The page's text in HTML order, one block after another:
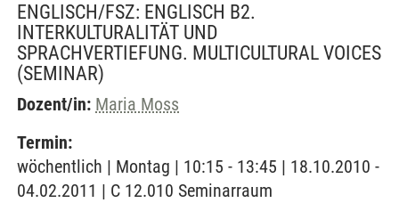
ENGLISCH/FSZ: ENGLISCH B2.
INTERKULTURALITÄT UND
SPRACHVERTIEFUNG. MULTICULTURAL VOICES
(SEMINAR)
Dozent/in: Maria Moss
Termin:
wöchentlich | Montag | 10:15 - 13:45 | 18.10.2010 -
04.02.2011 | C 12.010 Seminarraum